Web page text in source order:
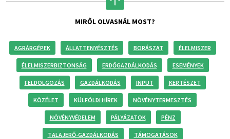
MIRŐL OLVASNÁL MOST?
AGRÁRGÉPEK ÁLLATTENYÉSZTÉS BORÁSZAT ÉLELMISZER
ÉLELMISZERBIZTONSÁG ERDŐGAZDÁLKODÁS ESEMÉNYEK
FELDOLGOZÁS GAZDÁLKODÁS INPUT KERTÉSZET
KÖZÉLET KÜLFÖLDI HÍREK NÖVÉNYTERMESZTÉS
NÖVÉNYVÉDELEM PÁLYÁZATOK PÉNZ
TALAJERŐ-GAZDÁLKODÁS TÁMOGATÁSOK